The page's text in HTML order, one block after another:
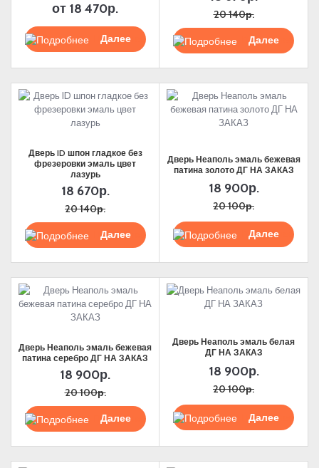
от 18 470р.
Подробнее
20 140р.
Подробнее
Дверь ID шпон гладкое без
фрезеровки эмаль цвет
лазурь
18 670р.
20 140р.
Подробнее
Дверь Неаполь эмаль бежевая
патина золото ДГ НА ЗАКАЗ
18 900р.
20 100р.
Подробнее
Дверь Неаполь эмаль бежевая
патина серебро ДГ НА ЗАКАЗ
18 900р.
20 100р.
Подробнее
Дверь Неаполь эмаль белая
ДГ НА ЗАКАЗ
18 900р.
20 100р.
Подробнее